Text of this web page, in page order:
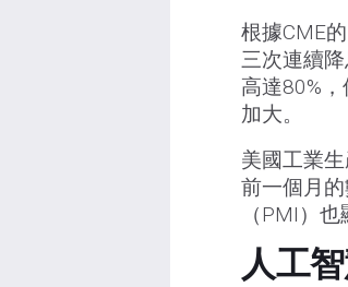
根據CME
三次連續
高達80%
加大。
美國工業
前一個月
（PMI）
人工